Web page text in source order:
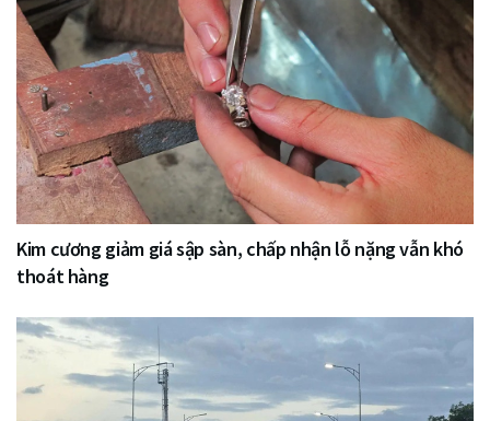
Kim cương giảm giá sập sàn, chấp nhận lỗ nặng vẫn khó
thoát hàng